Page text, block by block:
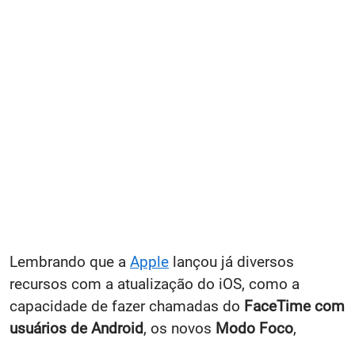
Lembrando que a Apple lançou já diversos
recursos com a atualização do iOS, como a
capacidade de fazer chamadas do FaceTime com
usuários deAndroid, os novos Modo Foco,